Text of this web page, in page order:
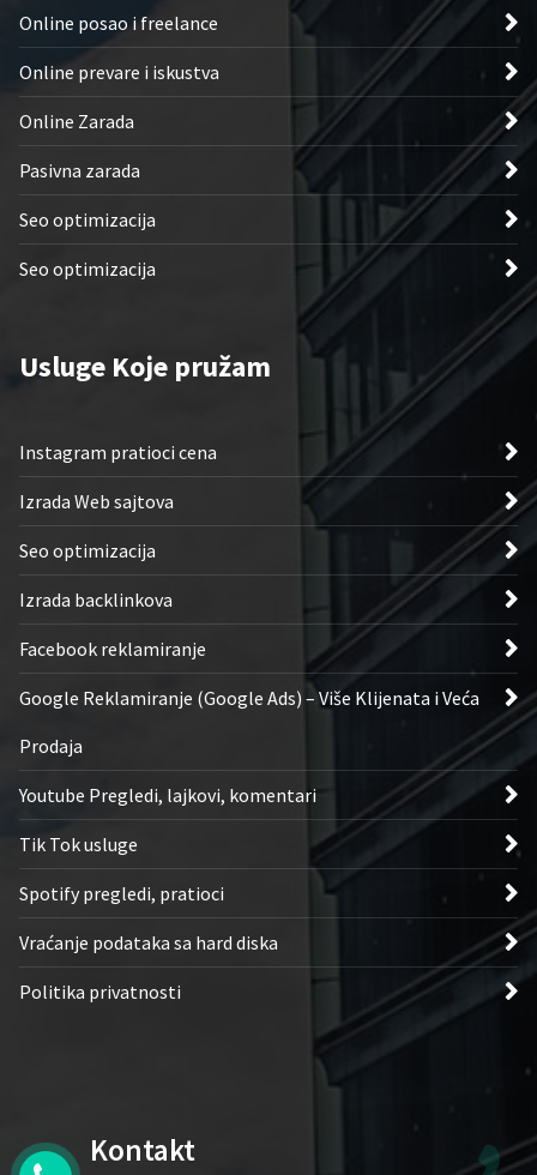
Online posao i freelance
Online prevare i iskustva
Online Zarada
Pasivna zarada
Seo optimizacija
Seo optimizacija
Usluge Koje pružam
Instagram pratioci cena
Izrada Web sajtova
Seo optimizacija
Izrada backlinkova
Facebook reklamiranje
Google Reklamiranje (Google Ads) – Više Klijenata i Veća
Prodaja
Youtube Pregledi, lajkovi, komentari
Tik Tok usluge
Spotify pregledi, pratioci
Vraćanje podataka sa hard diska
Politika privatnosti
Kontakt